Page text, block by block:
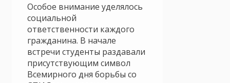
Особое внимание уделялось
социальной
ответственности каждого
гражданина. В начале
встречи студенты раздавали
присутствующим символ
Всемирного дня борьбы со